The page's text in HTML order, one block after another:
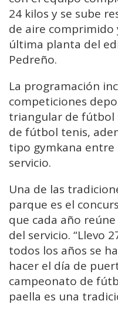
24 kilos y se sube
de aire comprimido
última planta del
Pedreño.
La programación
competiciones
triangular de fútbol
de fútbol tenis,
tipo gymkana
servicio.
Una de las
parque es el
que cada año
del servicio. “Llevo
todos los años se
hacer el día de
campeonato de
paella es una